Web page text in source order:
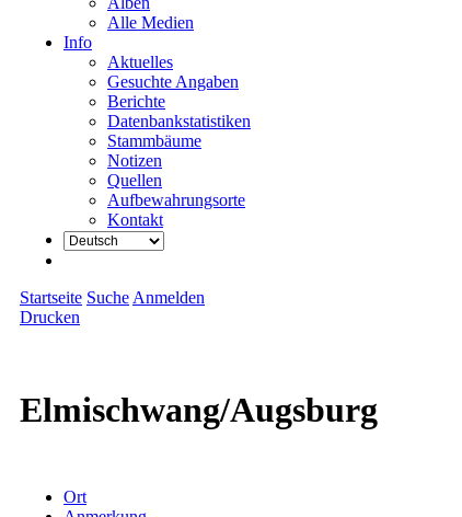
Alle Medien
Info
Aktuelles
Gesuchte Angaben
Berichte
Datenbankstatistiken
Stammbäume
Notizen
Quellen
Aufbewahrungsorte
Kontakt
Startseite Suche Anmelden
Drucken
Elmischwang/Augsburg
Ort